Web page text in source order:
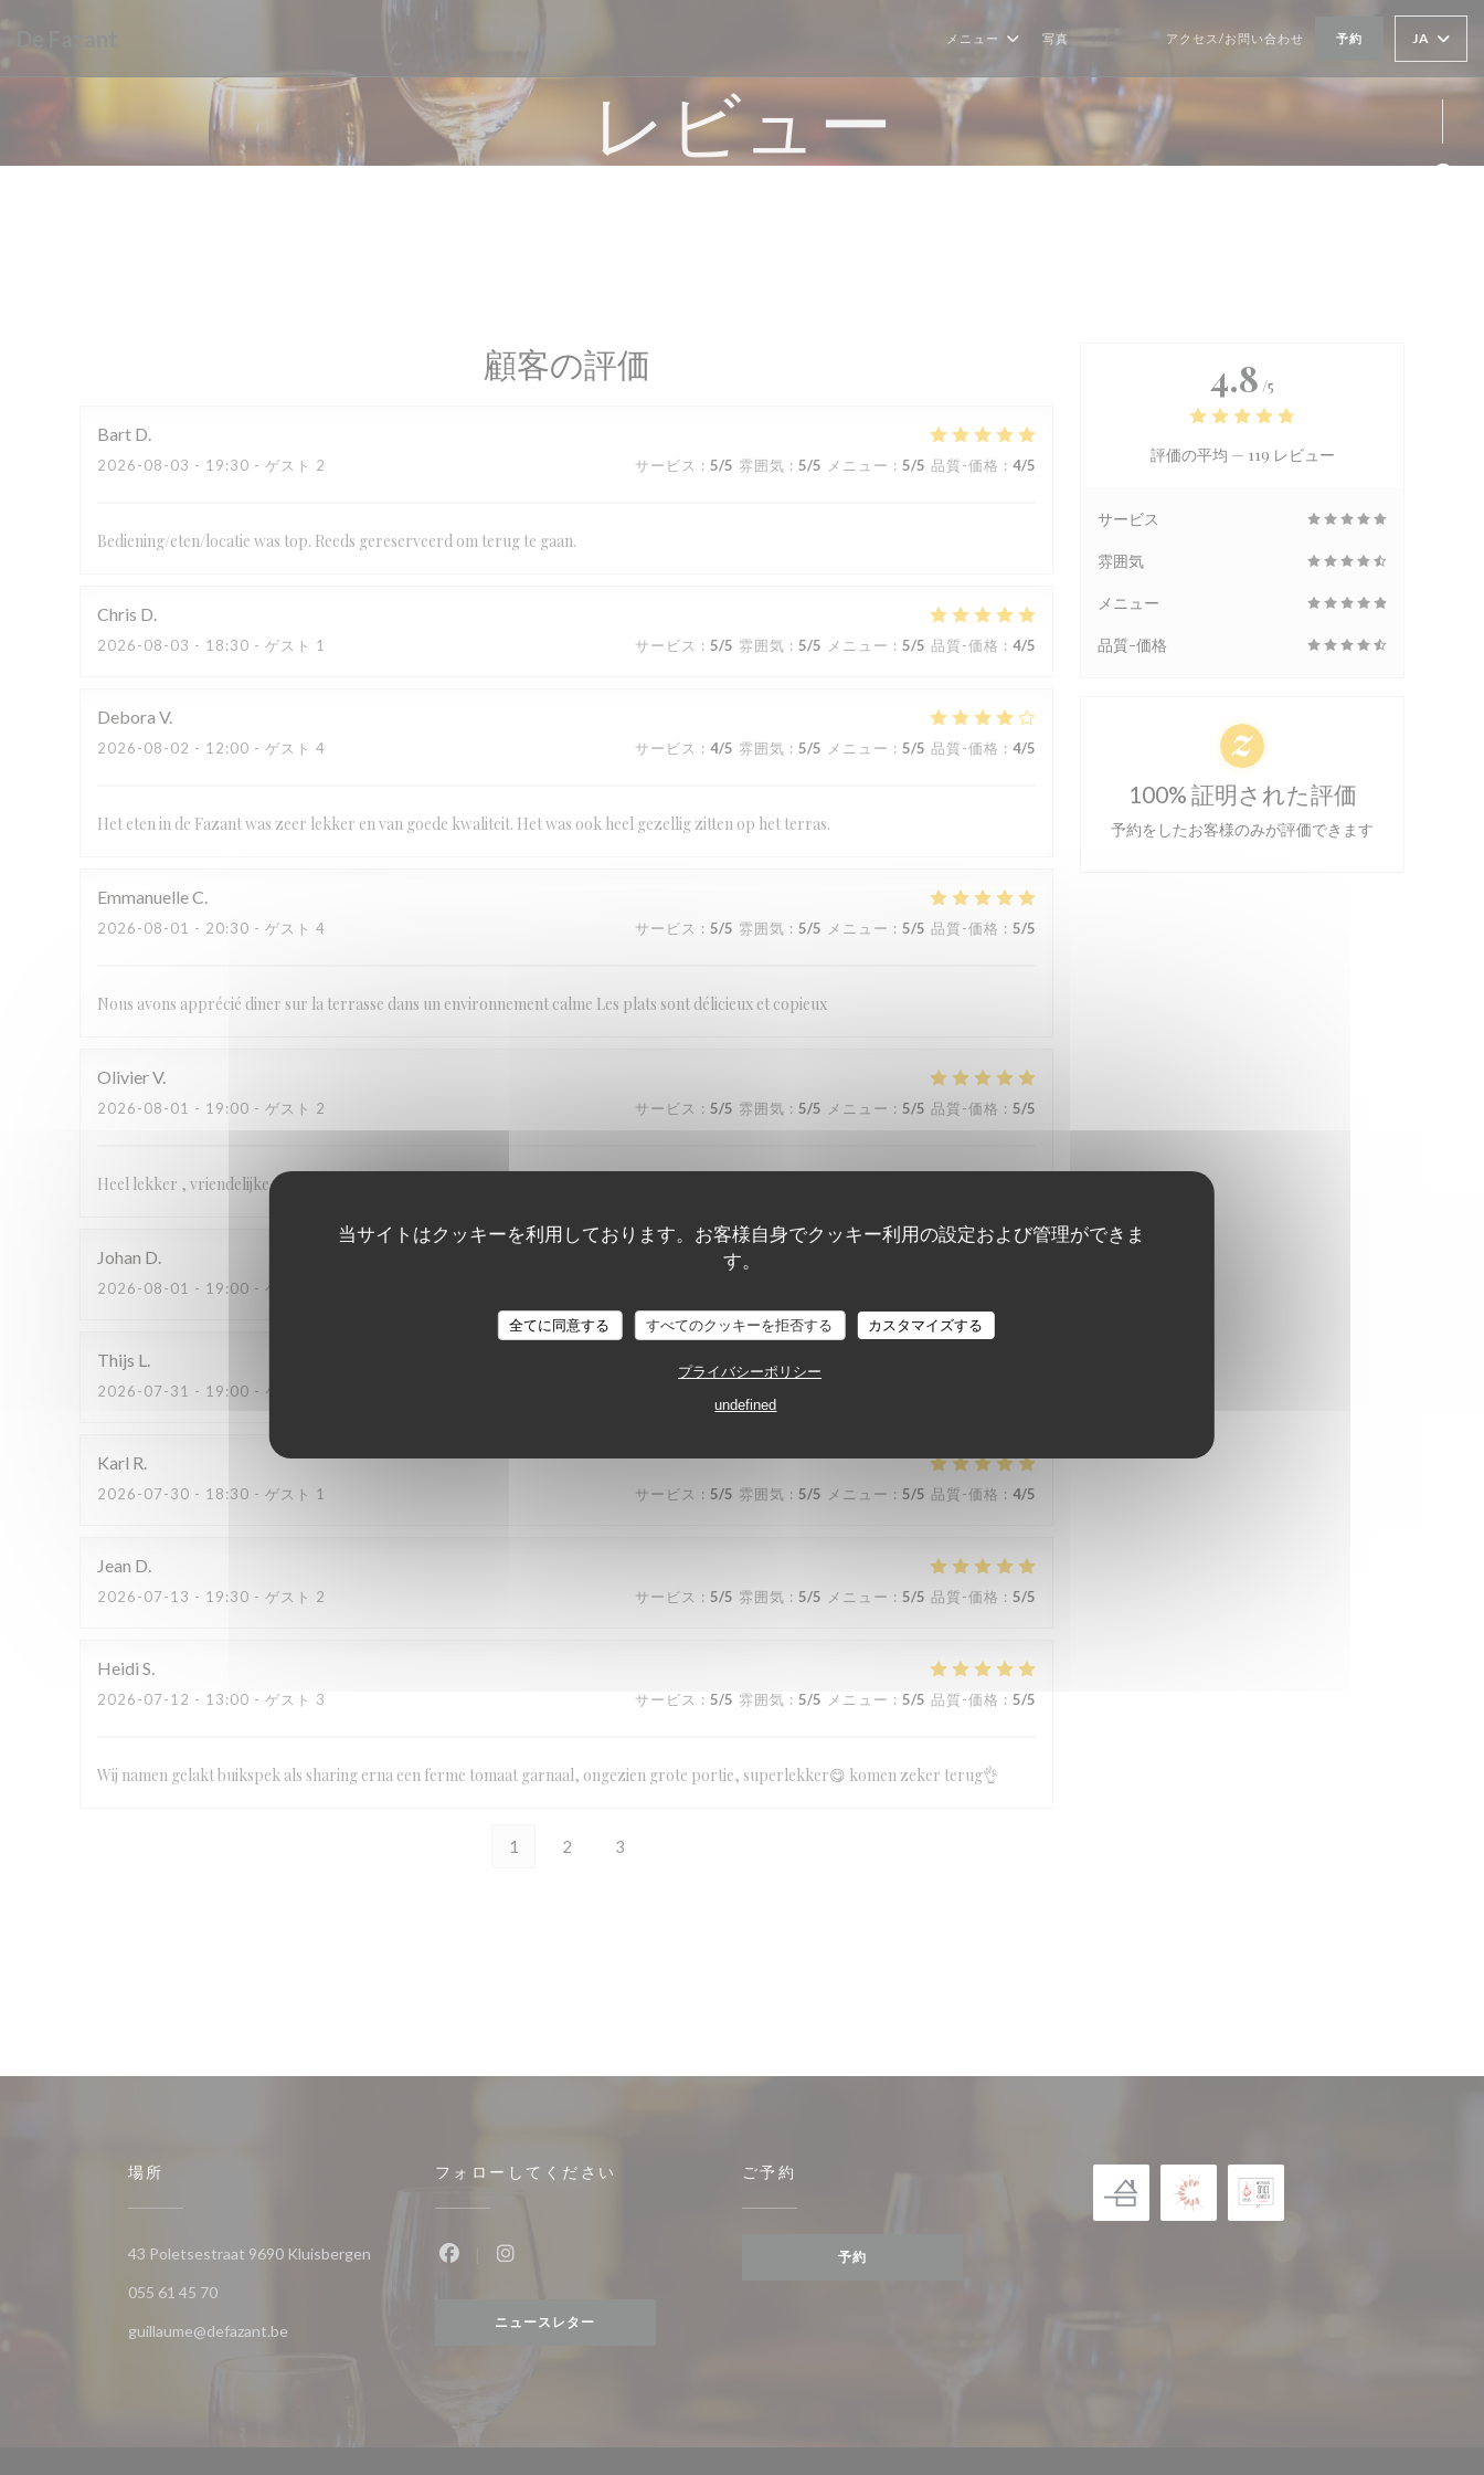
当サイトはクッキーを利用しております。お客様自身でクッキー利用の設定および管理ができま
す。
全てに同意する すべてのクッキーを拒否する カスタマイズする
プライバシーポリシー
undefined
メニュー 写真 アクセス/お問い合わせ 予約 JA
レビュー
顧客の評価
Bart D
2026-08-03 - 19:30 - ゲスト 2 サービス : 5/5 雰囲気 : 5/5 メニュー : 5/5 品質-価格 : 4/5
Bediening/eten/locatie was top. Reeds gereserveerd om terug te gaan.
Chris D
2026-08-03 - 18:30 - ゲスト 1 サービス : 5/5 雰囲気 : 5/5 メニュー : 5/5 品質-価格 : 4/5
Debora V
2026-08-02 - 12:00 - ゲスト 4 サービス : 4/5 雰囲気 : 5/5 メニュー : 5/5 品質-価格 : 4/5
Het eten in de Fazant was zeer lekker en van goede kwaliteit. Het was ook heel gezellig zitten op het terras.
EmmanuelleC
2026-08-01 - 20:30 - ゲスト 4 サービス : 5/5 雰囲気 : 5/5 メニュー : 5/5 品質-価格 : 5/5
Nous avons apprécié diner sur la terrasse dans un environnement calme Les plats sont délicieux et copieux
OlivierV
2026-08-01 - 19:00 - ゲスト 2 サービス : 5/5 雰囲気 : 5/5 メニュー : 5/5 品質-価格 : 5/5
Heel lekker , vriendelijke en vlotte bediening , heel gezellig zowel binnen als buiten op het terras , vakantiegevoel
Johan D
2026-08-01 - 19:00 - ゲスト 2
Thijs L
2026-07-31 - 19:00 - ゲスト 2
Karl R
2026-07-30 - 18:30 - ゲスト 1 サービス : 5/5 雰囲気 : 5/5 メニュー : 5/5 品質-価格 : 4/5
Jean D
2026-07-13 - 19:30 - ゲスト 2 サービス : 5/5 雰囲気 : 5/5 メニュー : 5/5 品質-価格 : 5/5
Heidi S
2026-07-12 - 13:00 - ゲスト 3 サービス : 5/5 雰囲気 : 5/5 メニュー : 5/5 品質-価格 : 5/5
Wij namen gelakt buikspek als sharing erna een ferme tomaat garnaal, ongezien grote portie, superlekker😋 komen zeker terug👌
1 2 3
4.8 /5
評価の平均 — 119 レビュー
サービス
雰囲気
メニュー
品質-価格
100% 証明された評価
予約をしたお客様のみが評価できます
場所
43 Poletsestraat 9690 Kluisbergen((新しいウィンドウで開きます))
055 61 45 70
guillaume@defazant.be
フォローしてください
Instagram ((新しいウィンドウで開きます))
ニュースレター
ご予約
予約
De Fazant